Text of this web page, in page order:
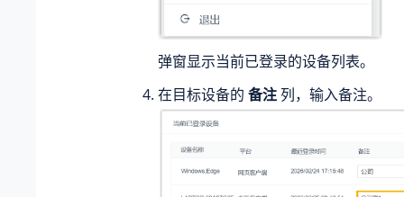
弹窗显示当前已登录的设备列表。
在目标设备的 备注 列，输入备注。